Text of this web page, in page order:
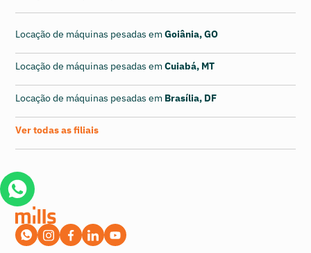
Locação de máquinas pesadas emGoiânia, GO
Locação de máquinas pesadas emCuiabá, MT
Locação de máquinas pesadas em Brasília, DF
Ver todas as filiais